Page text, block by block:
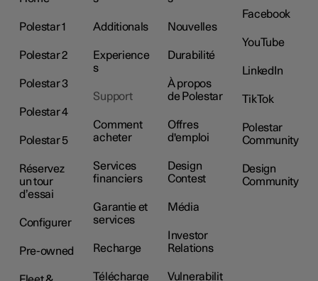
Polestar 1
Polestar 2
Polestar 3
Polestar 4
Polestar 5
Réservez
un tour
d’essai
Configurer
Pre-owned
Additionals
Experience
s
Support
Comment
acheter
Services
financiers
Garantie et
services
Recharge
Télécharge
Nouvelles
Durabilité
À propos
de Polestar
Offres
d'emploi
Design
Contest
Média
Investor
Relations
Vulnerabilit
Facebook
YouTube
LinkedIn
TikTok
Polestar
Community
Design
Community